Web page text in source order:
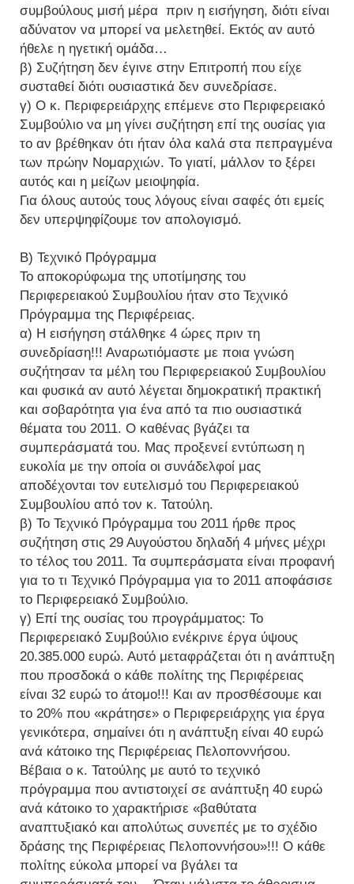
συμβούλους μισή μέρα πριν η εισήγηση, διότι είναι
αδύνατον να μπορεί να μελετηθεί. Εκτός αν αυτό
ήθελε η ηγετική ομάδα…
β) Συζήτηση δεν έγινε στην Επιτροπή που είχε
συσταθεί διότι ουσιαστικά δεν συνεδρίασε.
γ) Ο κ. Περιφερειάρχης επέμενε στο Περιφερειακό
Συμβούλιο να μη γίνει συζήτηση επί της ουσίας για
το αν βρέθηκαν ότι ήταν όλα καλά στα πεπραγμένα
των πρώην Νομαρχιών. Το γιατί, μάλλον το ξέρει
αυτός και η μείζων μειοψηφία.
Για όλους αυτούς τους λόγους είναι σαφές ότι εμείς
δεν υπερψηφίζουμε τον απολογισμό.
Β) Τεχνικό Πρόγραμμα
Το αποκορύφωμα της υποτίμησης του
Περιφερειακού Συμβουλίου ήταν στο Τεχνικό
Πρόγραμμα της Περιφέρειας.
α) Η εισήγηση στάλθηκε 4 ώρες πριν τη
συνεδρίαση!!! Αναρωτιόμαστε με ποια γνώση
συζήτησαν τα μέλη του Περιφερειακού Συμβουλίου
και φυσικά αν αυτό λέγεται δημοκρατική πρακτική
και σοβαρότητα για ένα από τα πιο ουσιαστικά
θέματα του 2011. Ο καθένας βγάζει τα
συμπεράσματά του. Μας προξενεί εντύπωση η
ευκολία με την οποία οι συνάδελφοί μας
αποδέχονται τον ευτελισμό του Περιφερειακού
Συμβουλίου από τον κ. Τατούλη.
β) Το Τεχνικό Πρόγραμμα του 2011 ήρθε προς
συζήτηση στις 29 Αυγούστου δηλαδή 4 μήνες μέχρι
το τέλος του 2011. Τα συμπεράσματα είναι προφανή
για το τι Τεχνικό Πρόγραμμα για το 2011 αποφάσισε
το Περιφερειακό Συμβούλιο.
γ) Επί της ουσίας του προγράμματος: Το
Περιφερειακό Συμβούλιο ενέκρινε έργα ύψους
20.385.000 ευρώ. Αυτό μεταφράζεται ότι η ανάπτυξη
που προσδοκά ο κάθε πολίτης της Περιφέρειας
είναι 32 ευρώ το άτομο!!! Και αν προσθέσουμε και
το 20% που «κράτησε» ο Περιφερειάρχης για έργα
γενικότερα, σημαίνει ότι η ανάπτυξη είναι 40 ευρώ
ανά κάτοικο της Περιφέρειας Πελοποννήσου.
Βέβαια ο κ. Τατούλης με αυτό το τεχνικό
πρόγραμμα που αντιστοιχεί σε ανάπτυξη 40 ευρώ
ανά κάτοικο το χαρακτήρισε «βαθύτατα
αναπτυξιακό και απολύτως συνεπές με το σχέδιο
δράσης της Περιφέρειας Πελοποννήσου»!!! Ο κάθε
πολίτης εύκολα μπορεί να βγάλει τα